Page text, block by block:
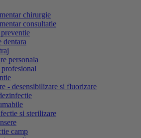
chirurgie
consultatie
dentara
personala
- desensibilizare si fluorizare
si sterilizare
camp